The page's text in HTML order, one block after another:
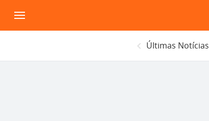
para
o
Últimas Notícias